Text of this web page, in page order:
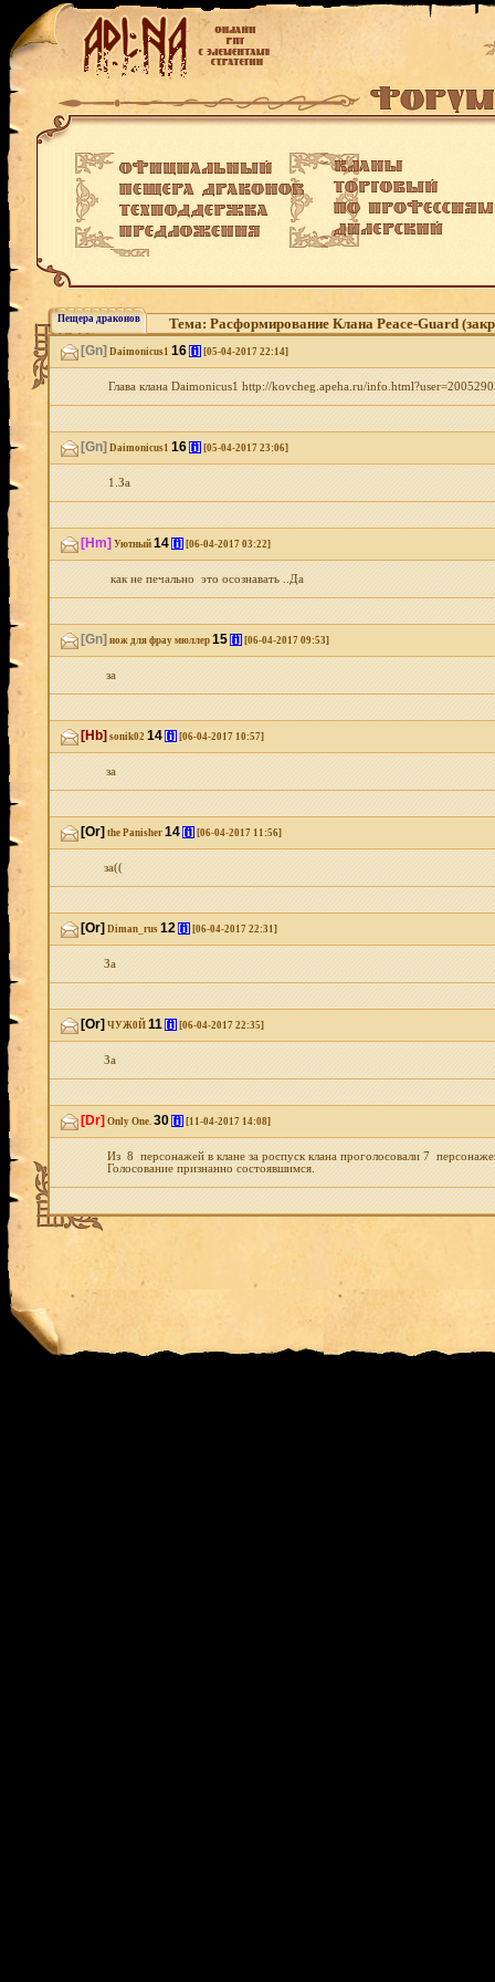
Пещера драконов Тема: Расформирование Клана Peace-Guard
[Gn] Daimonicus1 16 [i] [05-04-2017 22:14]
Глава клана Daimonicus1 http://kovcheg.apeha.ru/
[Gn] Daimonicus1 16 [i] [05-04-2017 23:06]
1.За
[Hm] Уютный 14 [i] [06-04-2017 03:22]
как не печально это осознавать ..Да
[Gn] нож для фрау мюллер 15 [i] [06-04-2017 09:53]
за
[Hb] sonik02 14 [i] [06-04-2017 10:57]
за
[Or] the Panisher 14 [i] [06-04-2017 11:56]
за((
[Or] Diman_rus 12 [i] [06-04-2017 22:31]
За
[Or] ЧУЖ0Й 11 [i] [06-04-2017 22:35]
За
[Dr] Only One. 30 [i] [11-04-2017 14:08]
Из 8 персонажей в клане за роспуск клана проголосовали 7
Голосование признанно состоявшимся.